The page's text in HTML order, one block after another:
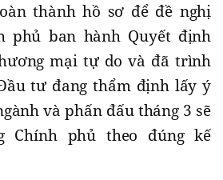
thành hồ sơ để đề nghị
phủ ban hành Quyết định
mại tự do và đã trình
tư đang thẩm định lấy ý
và phấn đấu tháng 3 sẽ
Chính phủ theo đúng kế